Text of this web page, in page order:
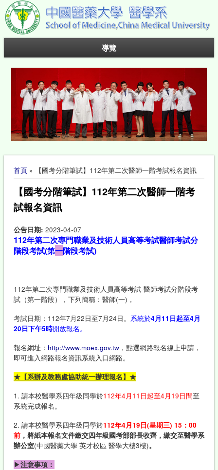
導覽
您在這裡
首頁» 【國考分階筆試】112年第二次醫師一階考試報名資訊
【國考分階筆試】112年第二次醫師一階考
試報名資訊
公告日期: 2023-04-07
112年第二次專門職業及技術人員高等考試醫師考試分
階段考試(第一階段考試)
112年第二次專門職業及技術人員高等考試-醫師考試分階段考
試（第一階段），下列簡稱：醫師(一)，
考試日期：112年7月22日至7月24日。 系統於4月11日起至4月
20日下午5時開放報名。
報名網址： http://www.moex.gov.tw，點選網路報名線上申請，
即可進入網路報名資訊系統入口網路。
★【系辦及教務處協助統一辦理報名】★
1. 請本校醫學系四年級同學於112年4月11日起至4月19日間至
系統完成報名。
2. 請本校醫學系四年級同學於112年4月19日(星期三) 15：00
前，將紙本報名文件繳交四年級國考部部長收齊，繳交至醫學系
辦公室(中國醫藥大學 英才校區 醫學大樓3樓)。
▶注意事項：